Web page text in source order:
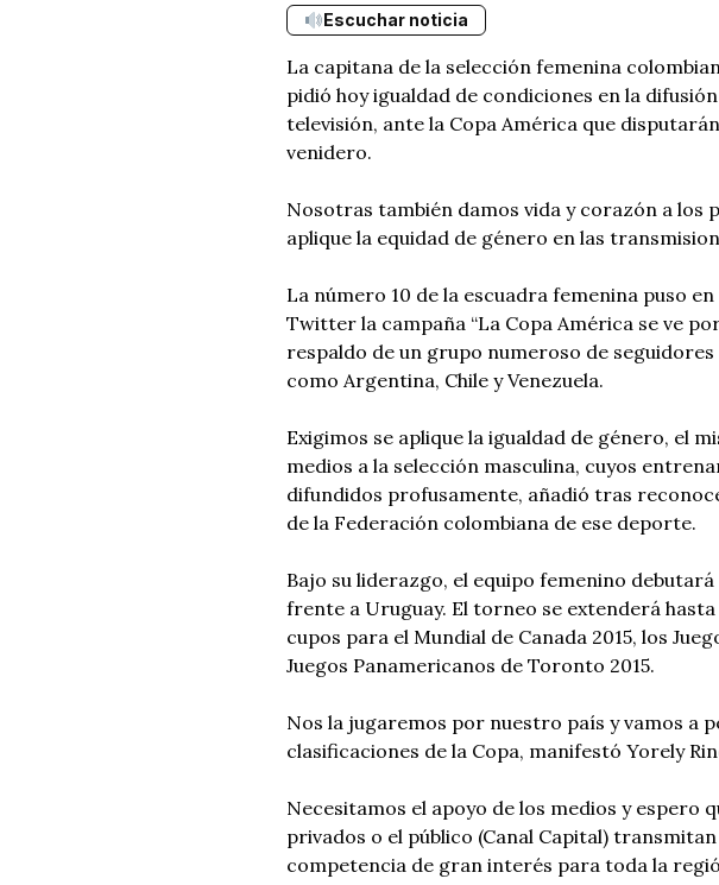
Escuchar noticia
La capitana de la selección femenina
pidió hoy igualdad de condiciones en la
televisión, ante la Copa América que
venidero.
Nosotras también damos vida y corazón a los
aplique la equidad de género en las
La número 10 de la escuadra femenina puso
Twitter la campaña “La Copa América se ve
respaldo de un grupo numeroso de seguidores
como Argentina, Chile y Venezuela.
Exigimos se aplique la igualdad de género, el
medios a la selección masculina, cuyos
difundidos profusamente, añadió tras
de la Federación colombiana de ese deporte.
Bajo su liderazgo, el equipo femenino debutará
frente a Uruguay. El torneo se extenderá
cupos para el Mundial de Canada 2015, los
Juegos Panamericanos de Toronto 2015.
Nos la jugaremos por nuestro país y vamos a
clasificaciones de la Copa, manifestó Yorely
Necesitamos el apoyo de los medios y espero
privados o el público (Canal Capital)
competencia de gran interés para toda la